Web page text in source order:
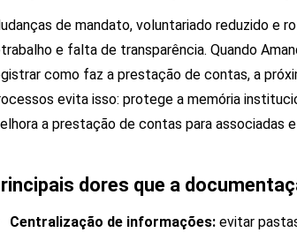
de mandato, voluntariado reduzido e
e falta de transparência. Quando
como faz a prestação de contas, a
evita isso: protege a memória
a prestação de contas para associadas
dores que a
Centralização de informações: evitar